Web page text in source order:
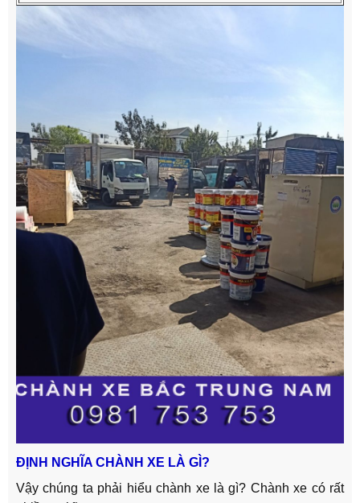
ĐỊNH NGHĨA CHÀNH XE LÀ GÌ?
Vậy chúng ta phải hiểu chành xe là gì? Chành xe có rất